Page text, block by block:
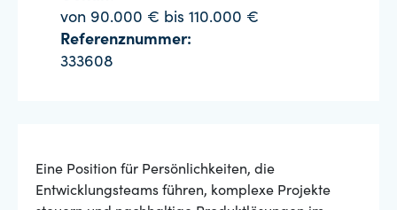
von 90.000 € bis 110.000 €
Referenznummer:
333608
Eine Position für Persönlichkeiten, die
Entwicklungsteams führen, komplexe Projekte